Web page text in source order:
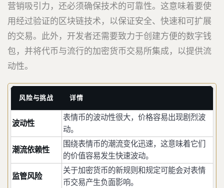
营销吸引力，还必须确保技术的可靠性。这意味着要使
用经过验证的区块链技术，以保证安全、快速和可扩展
的交易。此外，开发者还需要致力于创建方便的数字钱
包，并将代币与流行的加密货币交易所集成，以提供流
动性。
风险与挑战 详情
波动性
表情币的波动性很大，价格容易出现剧烈波
动。
潮流依赖性
围绕表情币的潮流变化迅速，这意味着它们
的价值容易发生快速波动。
监管风险
关于加密货币的新规则和规定可能会对表情
币交易产生负面影响。